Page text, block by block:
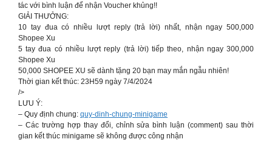
tác với bình luận để nhận Voucher khủng!!
GIẢI THƯỞNG:
10 tay đua có nhiều lượt reply (trả lời) nhất, nhận ngay 500,000
Shopee Xu
5 tay đua có nhiều lượt reply (trả lời) tiếp theo, nhận ngay 300,000
Shopee Xu
50,000 SHOPEE XU sẽ dành tặng 20 bạn may mắn ngẫu nhiên!
Thời gian kết thúc: 23H59 ngày 7/4/2024
/>
LƯU Ý:
– Quy định chung: quy-dinh-chung-minigame
– Các trường hợp thay đổi, chỉnh sửa bình luận (comment) sau thời
gian kết thúc minigame sẽ không được công nhận